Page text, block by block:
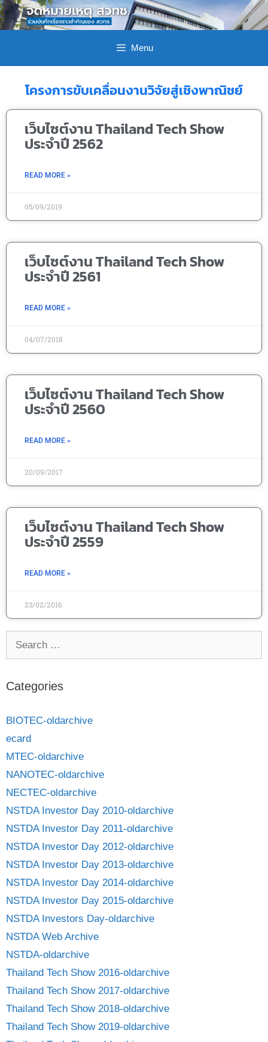
Menu
โครงการขับเคลื่อนงานวิจัยสู่เชิงพาณิชย์
เว็บไซต์งาน Thailand Tech Show
ประจำปี 2562
READ MORE »
05/09/2019
เว็บไซต์งาน Thailand Tech Show
ประจำปี 2561
READ MORE »
04/07/2018
เว็บไซต์งาน Thailand Tech Show
ประจำปี 2560
READ MORE »
20/09/2017
เว็บไซต์งาน Thailand Tech Show
ประจำปี 2559
READ MORE »
23/02/2016
Categories
BIOTEC-oldarchive
ecard
MTEC-oldarchive
NANOTEC-oldarchive
NECTEC-oldarchive
NSTDA Investor Day 2010-oldarchive
NSTDA Investor Day 2011-oldarchive
NSTDA Investor Day 2012-oldarchive
NSTDA Investor Day 2013-oldarchive
NSTDA Investor Day 2014-oldarchive
NSTDA Investor Day 2015-oldarchive
NSTDA Investors Day-oldarchive
NSTDA Web Archive
NSTDA-oldarchive
Thailand Tech Show 2016-oldarchive
Thailand Tech Show 2017-oldarchive
Thailand Tech Show 2018-oldarchive
Thailand Tech Show 2019-oldarchive